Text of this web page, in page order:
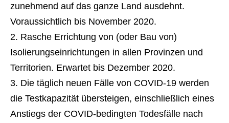
zunehmend auf das ganze Land ausdehnt.
Voraussichtlich bis November 2020.
Rasche Errichtung von (oder Bau von)
Isolierungseinrichtungen in allen Provinzen und
Territorien. Erwartet bis Dezember 2020.
Die täglich neuen Fälle von COVID-19 werden
die Testkapazität übersteigen, einschließlich eines
Anstiegs der COVID-bedingten Todesfälle nach